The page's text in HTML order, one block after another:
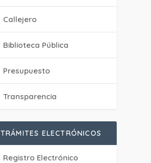
Callejero
Biblioteca Pública
Presupuesto
Transparencia
TRÁMITES ELECTRÓNICOS
Registro Electrónico